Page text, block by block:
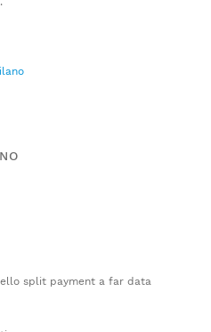
split payment a far data